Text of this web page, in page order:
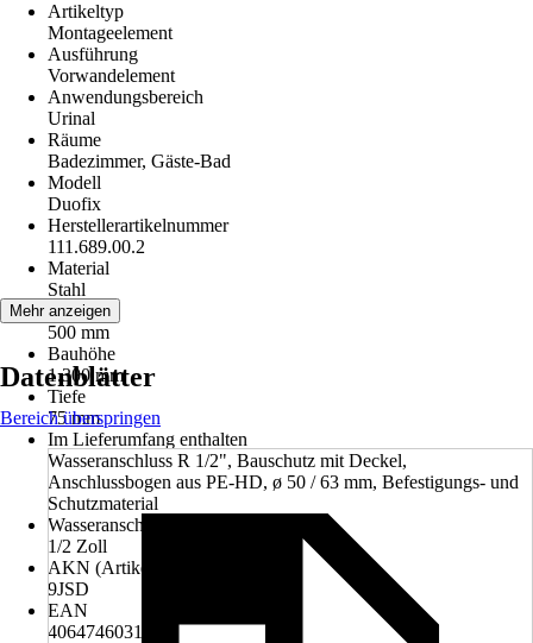
Artikeltyp
Montageelement
Ausführung
Vorwandelement
Anwendungsbereich
Urinal
Räume
Badezimmer, Gäste-Bad
Modell
Duofix
Herstellerartikelnummer
111.689.00.2
Material
Stahl
Breite
500 mm
Bauhöhe
1.300 mm
Tiefe
75 mm
Im Lieferumfang enthalten
Wasseranschluss R 1/2", Bauschutz mit Deckel,
Anschlussbogen aus PE-HD, ø 50 / 63 mm, Befestigungs- und
Schutzmaterial
Wasseranschluss
1/2 Zoll
AKN (Artikelkurznummer)
9JSD
EAN
4064746031007
Mehr anzeigen
Datenblätter
Bereich überspringen